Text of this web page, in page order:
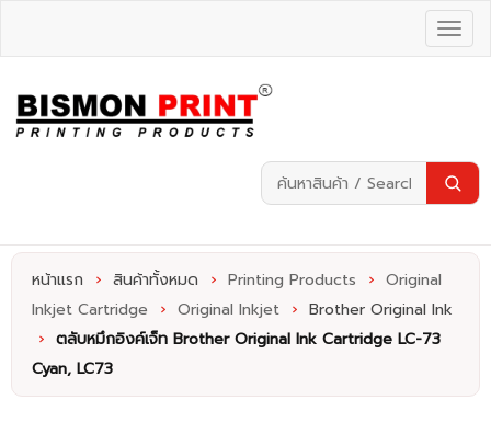
หน้าแรก › สินค้าทั้งหมด › Printing Products › Original
Inkjet Cartridge
› Original Inkjet › Brother Original Ink
› ตลับหมึกอิงค์เจ็ท Brother Original Ink Cartridge LC-73
Cyan, LC73